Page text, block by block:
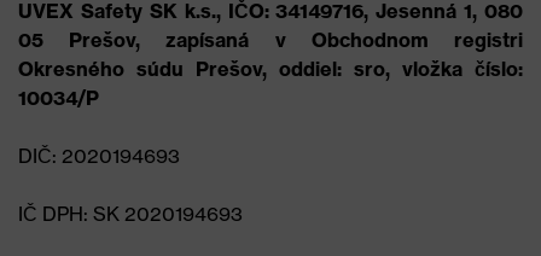
UVEX Safety SK k.s., IČO: 34149716, Jesenná 1, 080
05 Prešov, zapísaná v Obchodnom registri
Okresného súdu Prešov, oddiel: sro, vložka číslo:
10034/P
DIČ: 2020194693
IČ DPH: SK 2020194693